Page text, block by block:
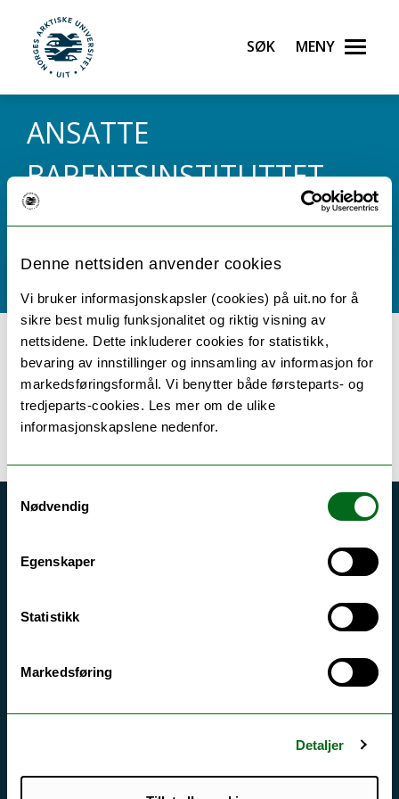
Denne nettsiden anvender cookies
Vi bruker informasjonskapsler (cookies) på uit.no for å
sikre best mulig funksjonalitet og riktig visning av
nettsidene. Dette inkluderer cookies for statistikk,
bevaring av innstillinger og innsamling av informasjon for
markedsføringsformål. Vi benytter både førsteparts- og
tredjeparts-cookies. Les mer om de ulike
informasjonskapslene nedenfor.
Nødvendig
Egenskaper
Statistikk
Markedsføring
Detaljer
Gå til hovedinnhold
UiT Norges arktiske universitet
Søk Meny
ANSATTE
BARENTSINSTITUTTET
(UTGÅTT)
A B C D E F G H I J K L M
O
P Q R S T U V W X Y Z Æ
Ø
Å
Si ifra!
Personvern ved UiT
Informasjonskapsler
Tilgjengelighetserklæring